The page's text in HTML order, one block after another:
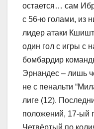
остается… сам
с 56-ю голами, из
лидер атаки
один гол с игры с
бомбардир
Эрнандес – лишь
не с пенальти
лиге (12).
положений, 17-ый